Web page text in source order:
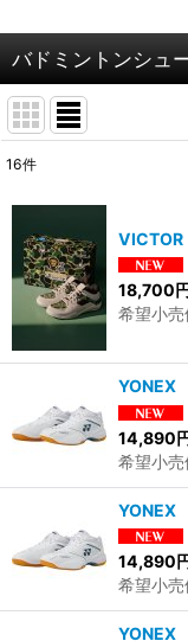
バドミントンシュ
並び順:
16件
18,700
希望小売
YONEX
14,890
希望小売
YONEX
14,890
希望小売
YONEX